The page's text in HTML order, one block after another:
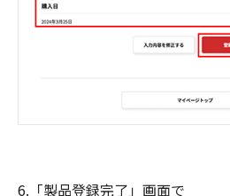
6.「製品登録完了」画面で